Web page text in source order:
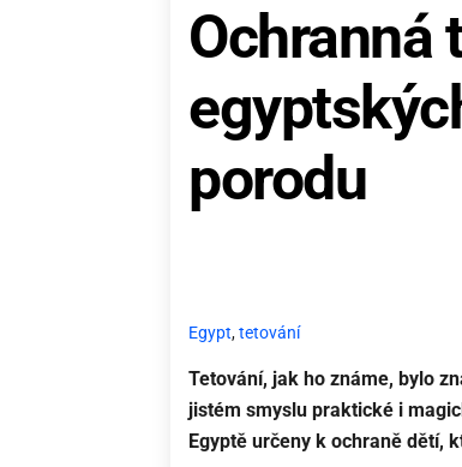
Ochranná
porodu
Egypt,tetování
Tetování, jak ho známe, bylo
jistém smyslu praktické i
Egyptě určeny k ochraně dětí,